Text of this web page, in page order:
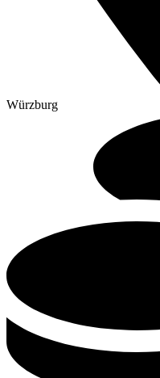
Würzburg